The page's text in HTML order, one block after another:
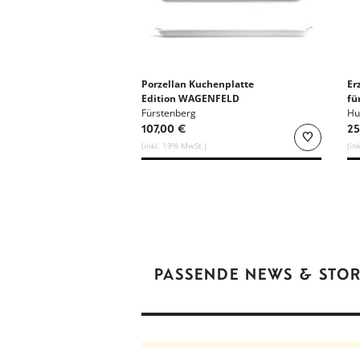
Porzellan Kuchenplatte
Edition WAGENFELD
Fürstenberg
107,00 €
(inkl. 19% MwSt.)
PASSENDE NEWS &